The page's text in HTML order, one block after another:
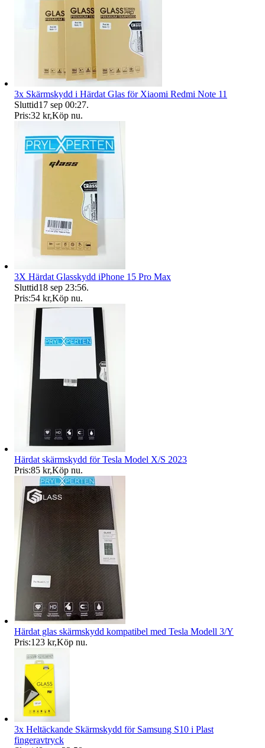
3x Skärmskydd i Härdat Glas för Xiaomi Redmi Note 11
Sluttid17 sep 00:27.
Pris:32 kr,Köp nu.
3X Härdat Glasskydd iPhone 15 Pro Max
Sluttid18 sep 23:56.
Pris:54 kr,Köp nu.
Härdat skärmskydd för Tesla Model X/S 2023
Pris:85 kr,Köp nu.
Härdat glas skärmskydd kompatibel med Tesla Modell 3/Y
Pris:123 kr,Köp nu.
3x Heltäckande Skärmskydd för Samsung S10 i Plast
fingeravtryck